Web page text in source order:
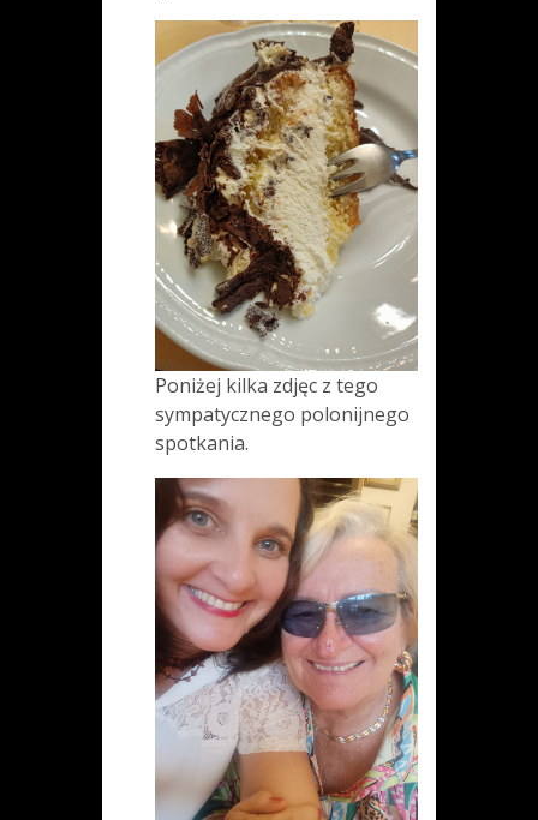
Poniżej kilka zdjęc z tego
sympatycznego polonijnego
spotkania.